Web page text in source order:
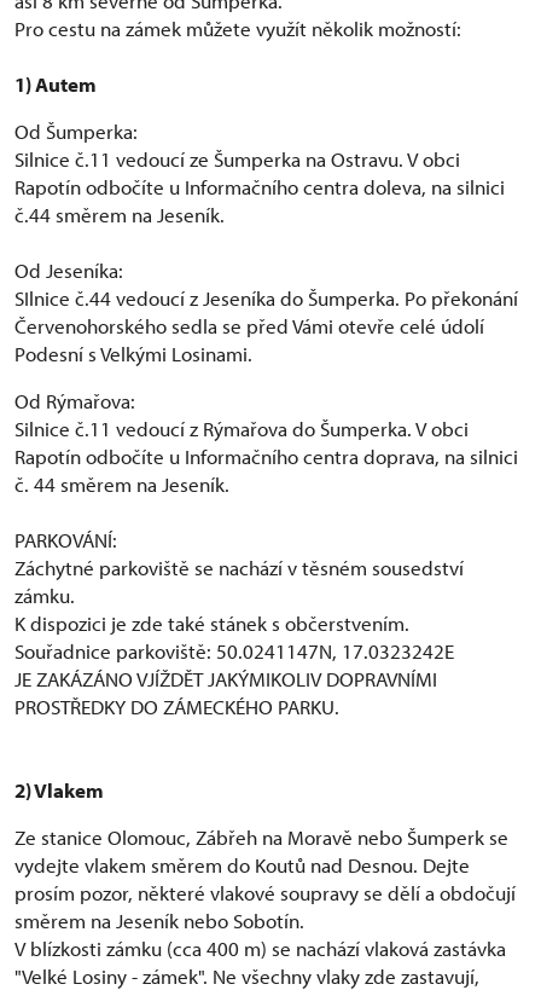
Pro cestu na zámek můžete využít několik možností:
1) Autem
Od Šumperka:
Silnice č.11 vedoucí ze Šumperka na Ostravu. V obci
Rapotín odbočíte u Informačního centra doleva, na silnici
č.44 směrem na Jeseník.
Od Jeseníka:
SIlnice č.44 vedoucí z Jeseníka do Šumperka. Po překonání
Červenohorského sedla se před Vámi otevře celé údolí
Podesní s Velkými Losinami.
Od Rýmařova:
Silnice č.11 vedoucí z Rýmařova do Šumperka. V obci
Rapotín odbočíte u Informačního centra doprava, na silnici
č. 44 směrem na Jeseník.
PARKOVÁNÍ:
Záchytné parkoviště se nachází v těsném sousedství
zámku.
K dispozici je zde také stánek s občerstvením.
Souřadnice parkoviště: 50.0241147N, 17.0323242E
JE ZAKÁZÁNO VJÍŽDĚT JAKÝMIKOLIV DOPRAVNÍMI
PROSTŘEDKY DO ZÁMECKÉHO PARKU.
2) Vlakem
Ze stanice Olomouc, Zábřeh na Moravě nebo Šumperk se
vydejte vlakem směrem do Koutů nad Desnou. Dejte
prosím pozor, některé vlakové soupravy se dělí a obdočují
směrem na Jeseník nebo Sobotín.
V blízkosti zámku (cca 400 m) se nachází vlaková zastávka
"Velké Losiny - zámek". Ne všechny vlaky zde zastavují,